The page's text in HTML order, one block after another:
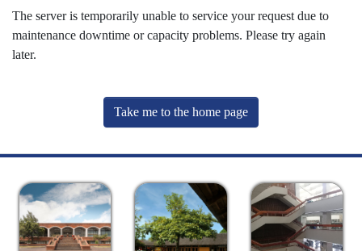
The server is temporarily unable to service your request due to
maintenance downtime or capacity problems. Please try again
later.
Take me to the home page